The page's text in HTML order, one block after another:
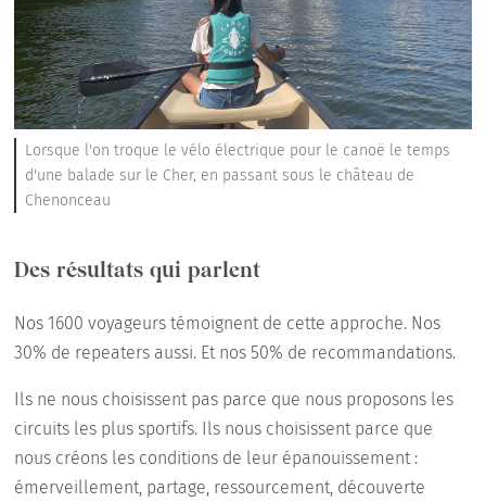
Lorsque l'on troque le vélo électrique pour le canoë le temps
d'une balade sur le Cher, en passant sous le château de
Chenonceau
Des résultats qui parlent
Nos 1600 voyageurs témoignent de cette approche. Nos
30% de repeaters aussi. Et nos 50% de recommandations.
Ils ne nous choisissent pas parce que nous proposons les
circuits les plus sportifs. Ils nous choisissent parce que
nous créons les conditions de leur épanouissement :
émerveillement, partage, ressourcement, découverte